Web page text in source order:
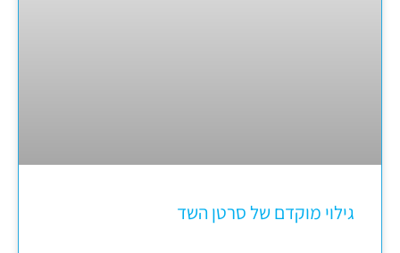
גילוי מוקדם של סרטן השד